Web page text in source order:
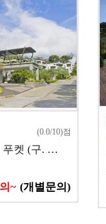
(0.0/10)점
푸켓 (구. …
~ (개별문의)